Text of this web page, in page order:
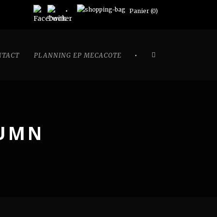
Panier (0)
PLANNING EP MECACOTE •